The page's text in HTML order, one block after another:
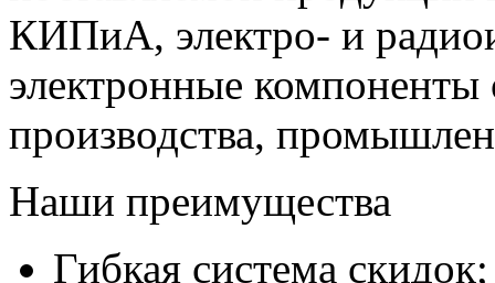
КИПиА, электро- и
электронные компоненты
производства,
Наши преимущества
Гибкая система скидок;